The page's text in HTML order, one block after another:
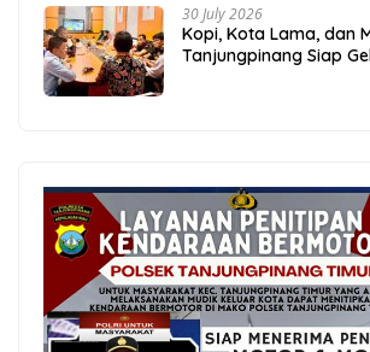
30 July 2026
Kopi, Kota Lama, dan
Tanjungpinang Siap